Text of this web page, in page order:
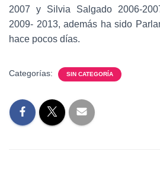
2007 y Silvia Salgado 2006-
2009- 2013, además ha sido
hace pocos días.
Categorías: SIN CATEGORÍA